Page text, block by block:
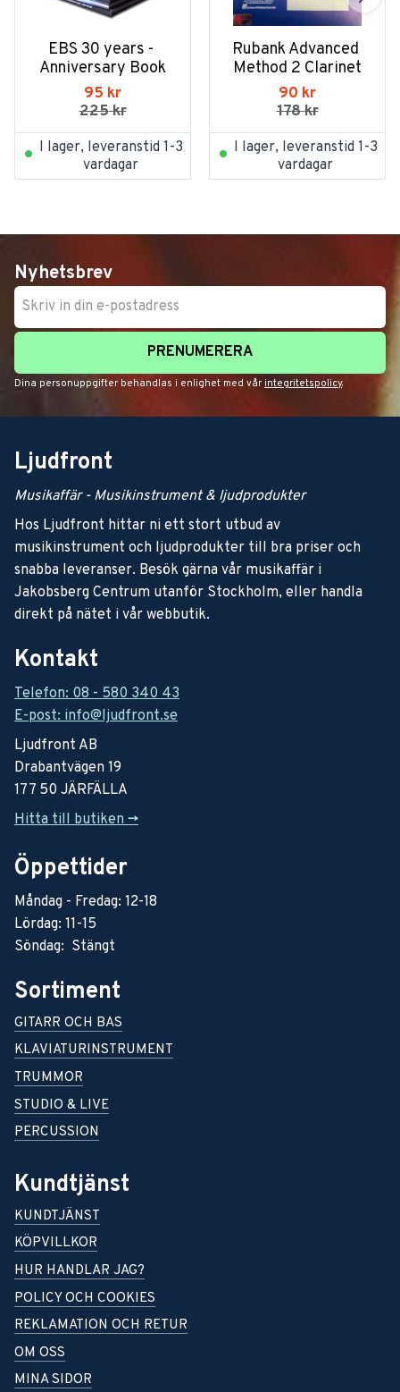
EBS 30 years -
Anniversary Book
95 kr
225kr
I lager, leveranstid 1-3
vardagar
Rubank Advanced
Method 2 Clarinet
90 kr
178kr
I lager, leveranstid 1-3
vardagar
Nyhetsbrev
PRENUMERERA
Dina personuppgifter behandlas i enlighet med vår integritetspolicy.
Ljudfront
Musikaffär - Musikinstrument & ljudprodukter
Hos Ljudfront hittar ni ett stort utbud av
musikinstrument och ljudprodukter till bra priser och
snabba leveranser. Besök gärna vår musikaffär i
Jakobsberg Centrum utanför Stockholm, eller handla
direkt på nätet i vår webbutik.
Kontakt
Telefon: 08 - 580 340 43
E-post: info@ljudfront.se
Ljudfront AB
Drabantvägen 19
177 50 JÄRFÄLLA
Hitta till butiken ->
Öppettider
Måndag - Fredag: 12-18
Lördag: 11-15
Söndag: Stängt
Sortiment
GITARR OCH BAS
KLAVIATURINSTRUMENT
TRUMMOR
STUDIO & LIVE
PERCUSSION
Kundtjänst
KUNDTJÄNST
KÖPVILLKOR
HUR HANDLAR JAG?
POLICY OCH COOKIES
REKLAMATION OCH RETUR
OM OSS
MINA SIDOR